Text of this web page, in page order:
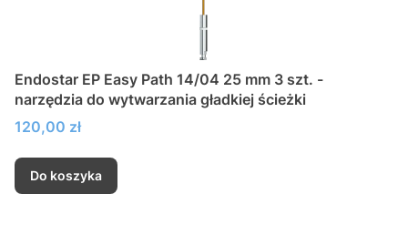
Endostar EP Easy Path 14/04 25 mm 3 szt. -
narzędzia do wytwarzania gładkiej ścieżki
Cena
120,00 zł
Do koszyka